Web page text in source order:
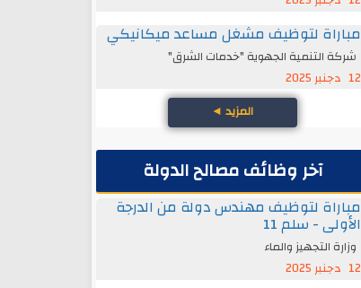
مباراة لتوظيف مشغل مساعد ميكانيكي
شركة التنمية الجهوية "خدمات الشرق"
12 دجنبر 2025
المزيد ◄
آخر وظائف مصالح الدولة
مباراة لتوظيف مهندس دولة من الدرجة
الأولى - سلم 11
وزارة التجهيز والماء
12 دجنبر 2025